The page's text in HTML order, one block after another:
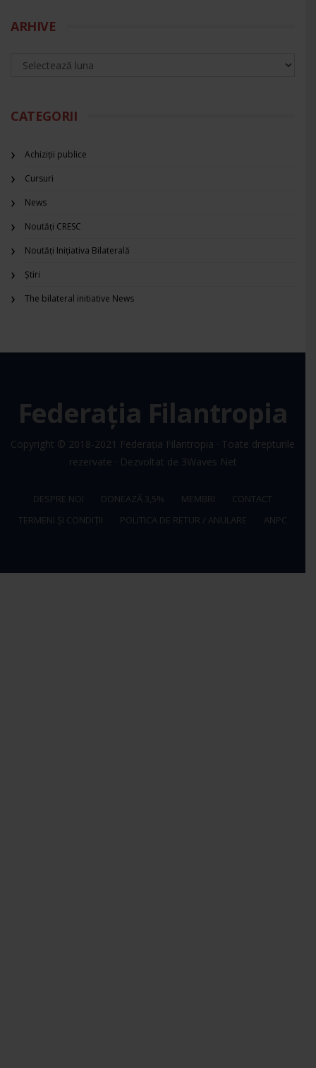
ARHIVE
CATEGORII
Achiziții publice
Cursuri
News
Noutăți CRESC
Noutăți Inițiativa Bilaterală
Știri
The bilateral initiative News
Federația Filantropia
Copyright © 2018-2021 Federația Filantropia · Toate drepturile
rezervate · Dezvoltat de 3Waves Net
DESPRE NOI DONEAZĂ 3,5% MEMBRI
CONTACT
TERMENI ȘI CONDIȚII
POLITICA DE RETUR / ANULARE ANPC